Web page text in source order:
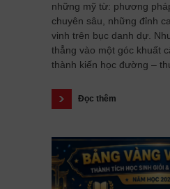
những mỹ từ: phương
chuyên sâu, những đỉnh
vinh trên bục danh dự.
thẳng vào một góc khuất
thành kiến học đường –
Đọc thêm